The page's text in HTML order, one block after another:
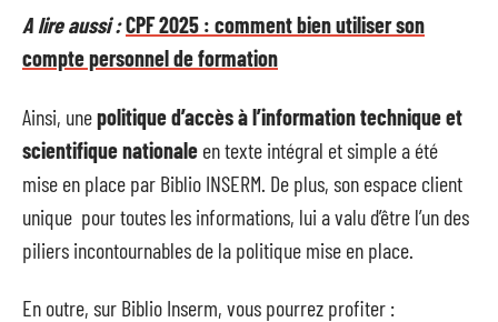
A lire aussi :CPF 2025 : comment bien utiliser son
compte personnel de formation
Ainsi, unepolitique d’accès à l’information technique et
scientifique nationale en texte intégral et simple a été
mise en place par Biblio INSERM. De plus, son espace client
unique pour toutes les informations, lui a valu d’être l’un des
piliers incontournables de la politique mise en place.
En outre, sur Biblio Inserm, vous pourrez profiter :